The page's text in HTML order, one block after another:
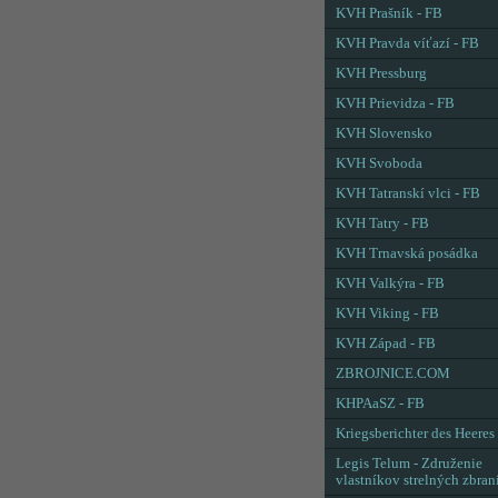
KVH Prašník - FB
KVH Pravda víťazí - FB
KVH Pressburg
KVH Prievidza - FB
KVH Slovensko
KVH Svoboda
KVH Tatranskí vlci - FB
KVH Tatry - FB
KVH Trnavská posádka
KVH Valkýra - FB
KVH Viking - FB
KVH Západ - FB
ZBROJNICE.COM
KHPAaSZ - FB
Kriegsberichter des Heeres
Legis Telum - Združenie
vlastníkov strelných